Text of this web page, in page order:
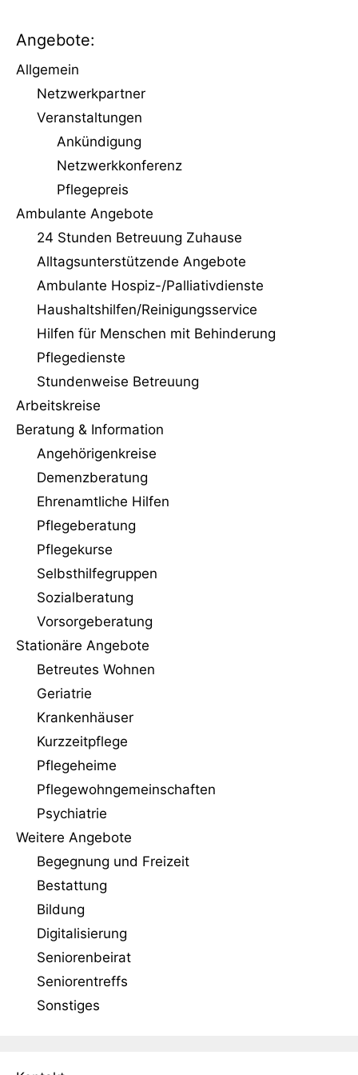
Angebote:
Allgemein
Netzwerkpartner
Veranstaltungen
Ankündigung
Netzwerkkonferenz
Pflegepreis
Ambulante Angebote
24 Stunden Betreuung Zuhause
Alltagsunterstützende Angebote
Ambulante Hospiz-/Palliativdienste
Haushaltshilfen/Reinigungs­service
Hilfen für Menschen mit Behinderung
Pflegedienste
Stundenweise Betreuung
Arbeitskreise
Beratung & Information
Angehörigenkreise
Demenzberatung
Ehrenamtliche Hilfen
Pflegeberatung
Pflegekurse
Selbsthilfegruppen
Sozialberatung
Vorsorgeberatung
Stationäre Angebote
Betreutes Wohnen
Geriatrie
Krankenhäuser
Kurzzeitpflege
Pflegeheime
Pflegewohngemeinschaften
Psychiatrie
Weitere Angebote
Begegnung und Freizeit
Bestattung
Bildung
Digitalisierung
Seniorenbeirat
Seniorentreffs
Sonstiges